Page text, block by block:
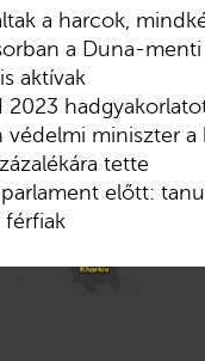
a harcok,
a Duna-
aktívak
2023
védelmi miniszter
tette
előtt:
férfiak